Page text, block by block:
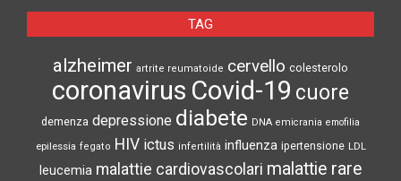
TAG
alzheimer artrite reumatoide cervello colesterolo
coronavirus Covid-19 cuore
demenza depressione diabete DNA emicrania emofilia
epilessia fegato HIV ictus infertilità influenza ipertensione LDL
leucemia malattie cardiovascolari malattie rare